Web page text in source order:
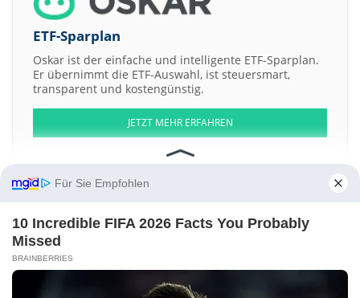
ETF-Sparplan
Oskar ist der einfache und intelligente ETF-Sparplan.
Er übernimmt die ETF-Auswahl, ist steuersmart,
transparent und kostengünstig.
JETZT MEHR ERFAHREN
Aktien ATX DAX EuroStoxx 50 Dow Jones NASDAQ 100 Nikkei 225
S&P 500
PowerX Jiangsu Guofu Hydrogen Energy
Für Sie Empfohlen
10 Incredible FIFA 2026 Facts You Probably
Missed
BRAINBERRIES